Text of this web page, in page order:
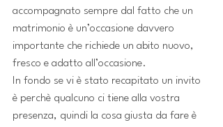
accompagnato sempre dal fatto che un
matrimonio è un’occasione davvero
importante che richiede un abito nuovo,
fresco e adatto all’occasione.
In fondo se vi è stato recapitato un invito
è perchè qualcuno ci tiene alla vostra
presenza, quindi la cosa giusta da fare è